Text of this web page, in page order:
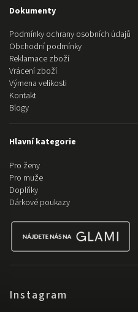
Dokumenty
Podmínky ochrany osobních údajů
Obchodní podmínky
Reklamace zboží
Vrácení zboží
Výmena velikosti
Kontakt
Blogy
Hlavní kategorie
Pro ženy
Pro muže
Doplňky
Dárkové poukazy
Instagram